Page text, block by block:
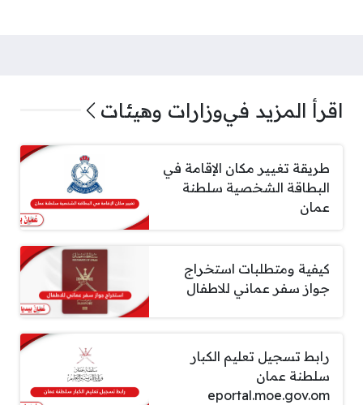
اقرأ المزيد فيوزارات وهيئات
طريقة تغيير مكان الإقامة في
البطاقة الشخصية سلطنة
عمان
كيفية ومتطلبات استخراج
جواز سفر عماني للاطفال
رابط تسجيل تعليم الكبار
سلطنة عمان
eportal.moe.gov.om